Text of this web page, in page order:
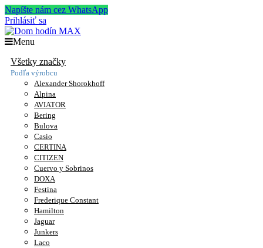
Napíšte nám cez WhatsApp
Prihlásiť sa
Menu
Všetky značky
Podľa výrobcu
Alexander Shorokhoff
Alpina
AVIATOR
Bering
Bulova
Casio
CERTINA
CITIZEN
Cuervo y Sobrinos
DOXA
Festina
Frederique Constant
Hamilton
Jaguar
Junkers
Laco